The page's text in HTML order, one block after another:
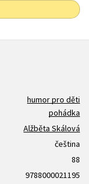
humor pro děti
pohádka
Alžběta Skálová
čeština
88
9788000021195